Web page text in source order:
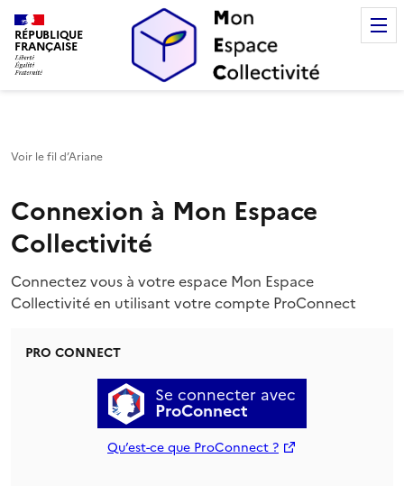
Mon Espace Collectivité
RÉPUBLIQUE
FRANÇAISE
Voir le fil d’Ariane
Connexion à Mon Espace
Collectivité
Connectez vous à votre espace Mon Espace
Collectivité en utilisant votre compte ProConnect
PRO CONNECT
Se connecter avec
ProConnect
Qu’est-ce que ProConnect ?